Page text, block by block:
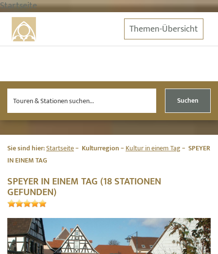
Startseite
Themen-Übersicht
Suchen
Sie sind hier:Startseite Kulturregion Kultur in einem Tag
SPEYER
IN EINEM TAG
SPEYER IN EINEM TAG (18 STATIONEN
GEFUNDEN)